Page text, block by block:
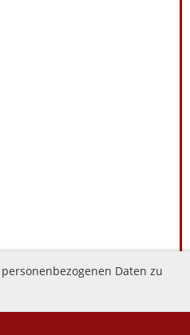
Daten zu